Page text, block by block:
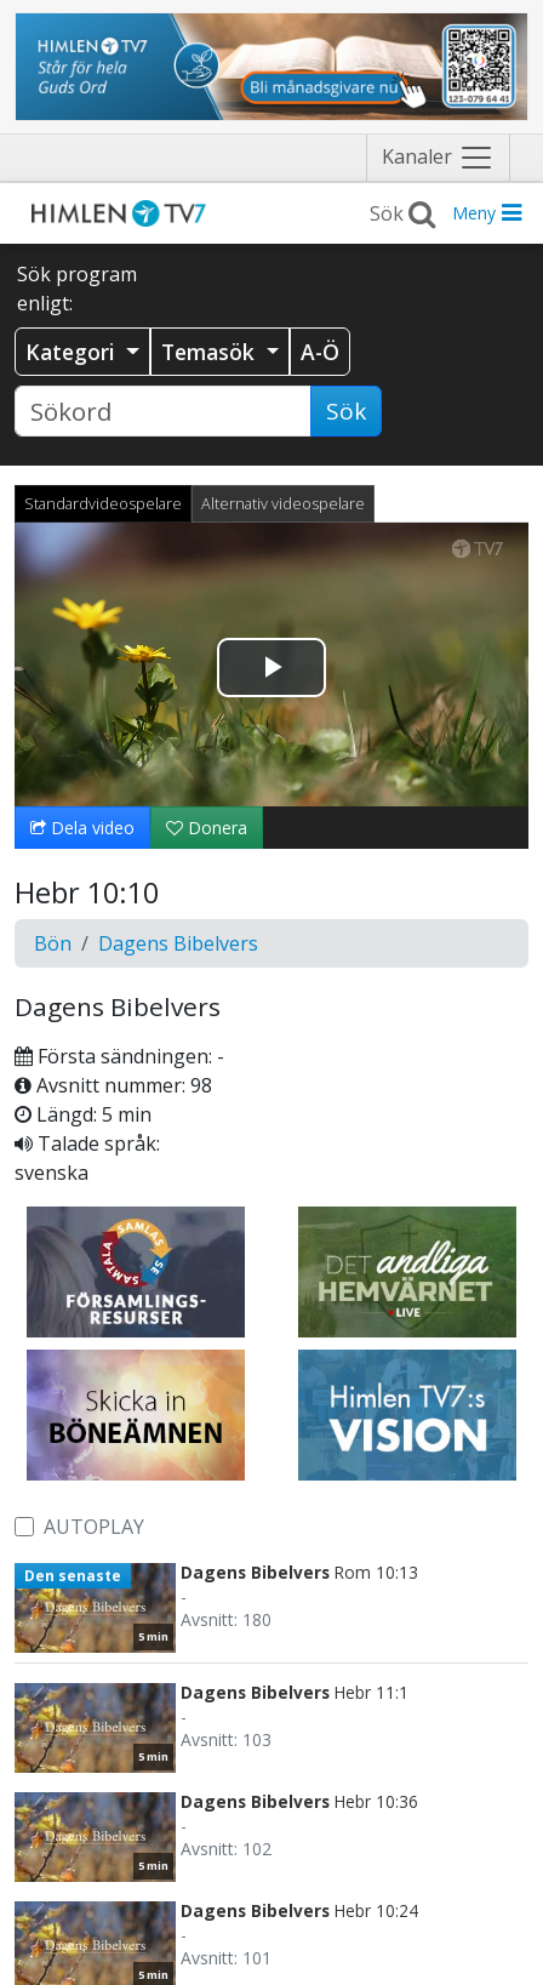
Kanaler Näytä
valikko
Meny
Sök program
enligt:
Kategori Temasök A-Ö
Sök
Standardvideospelare Alternativ videospelare
Spela
upp
video
Dela video Donera
Hebr 10:10
Bön Dagens Bibelvers
Dagens Bibelvers
Första sändningen: -
Avsnitt nummer: 98
Längd: 5 min
Talade språk:
svenska
AUTOPLAY
5 min
Den senaste Dagens Bibelvers Rom 10:13
-
Avsnitt: 180
5 min
Dagens Bibelvers Hebr 11:1
-
Avsnitt: 103
5 min
Dagens Bibelvers Hebr 10:36
-
Avsnitt: 102
5 min
Dagens Bibelvers Hebr 10:24
-
Avsnitt: 101